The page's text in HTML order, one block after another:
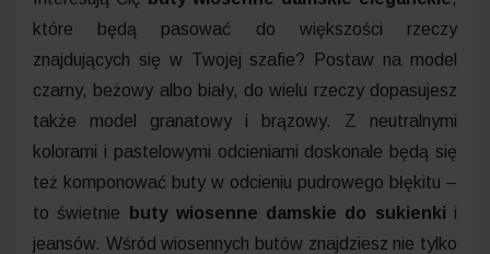
które będą pasować do większości rzeczy
znajdujących się w Twojej szafie? Postaw na model
czarny, beżowy albo biały, do wielu rzeczy dopasujesz
także model granatowy i brązowy. Z neutralnymi
kolorami i pastelowymi odcieniami doskonale będą się
też komponować buty w odcieniu pudrowego błękitu –
to świetnie
buty wiosenne damskie do sukienki i
jeansów. Wśród wiosennych butów znajdziesz nie tylko